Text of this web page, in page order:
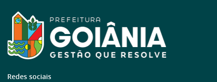
Redes sociais